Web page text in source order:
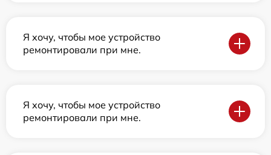
Я хочу, чтобы мое устройство
ремонтировали при мне.
Я хочу, чтобы мое устройство
ремонтировали при мне.